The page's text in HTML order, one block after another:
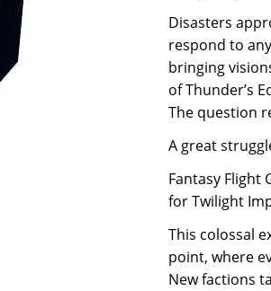
Disasters
respond to
bringing
of Thunder’s
The question
A great
Fantasy Flight
for Twilight
This colossal
point, where
New factions